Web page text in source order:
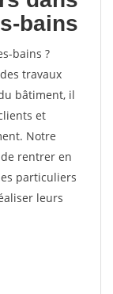
bains
bains ?
travaux
bâtiment, il
et
Notre
rentrer en
particuliers
leurs